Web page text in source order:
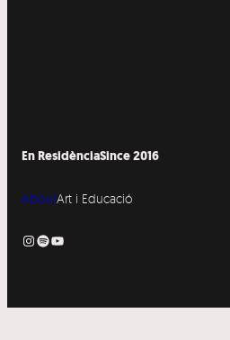
En ResidènciaSince 2016
AboutArt i Educació
Instagram Spotify YouTube